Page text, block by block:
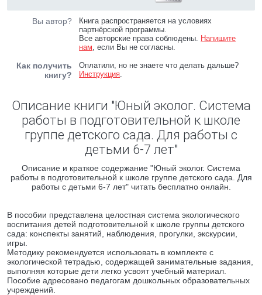
Вы автор?
Книга распространяется на условиях
партнёрской программы.
Все авторские права соблюдены. Напишите
нам, если Вы не согласны.
Как получить
книгу?
Оплатили, но не знаете что делать дальше?
Инструкция.
Описание книги "Юный эколог. Система
работы в подготовительной к школе
группе детского сада. Для работы с
детьми 6-7 лет"
Описание и краткое содержание "Юный эколог. Система
работы в подготовительной к школе группе детского сада. Для
работы с детьми 6-7 лет" читать бесплатно онлайн.
В пособии представлена целостная система экологического
воспитания детей подготовительной к школе группы детского
сада: конспекты занятий, наблюдения, прогулки, экскурсии,
игры.
Методику рекомендуется использовать в комплекте с
экологической тетрадью, содержащей занимательные задания,
выполняя которые дети легко усвоят учебный материал.
Пособие адресовано педагогам дошкольных образовательных
учреждений.